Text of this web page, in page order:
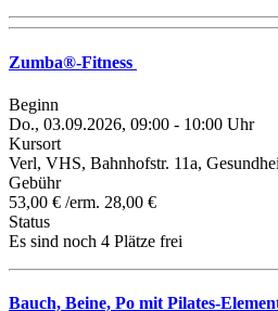
Zumba®-Fitness
Beginn
Do., 03.09.2026, 09:00 - 10:00 Uhr
Kursort
Verl, VHS, Bahnhofstr. 11a,
Gebühr
53,00 € /erm. 28,00 €
Status
Es sind noch 4 Plätze frei
Bauch, Beine, Po mit Pilates-